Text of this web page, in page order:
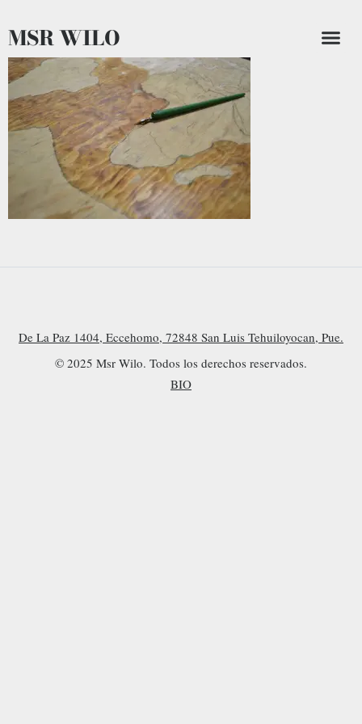
MSR WILO
De La Paz 1404, Eccehomo, 72848 San Luis Tehuiloyocan, Pue.
© 2025 Msr Wilo. Todos los derechos reservados.
BIO